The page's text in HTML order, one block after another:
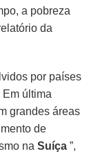
a pobreza
da
por países
última
grandes áreas
de
naSuíça ”,